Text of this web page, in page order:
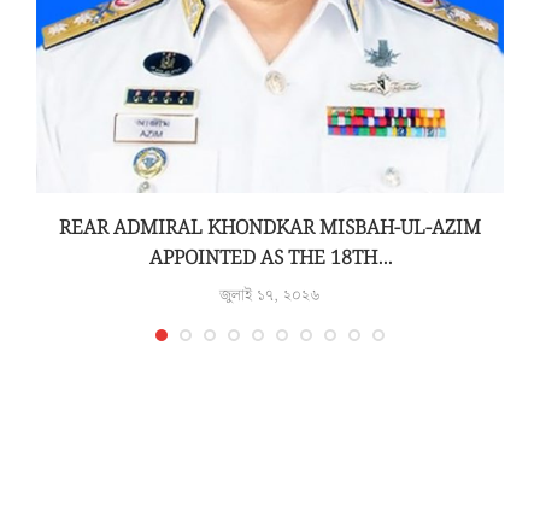
REAR ADMIRAL KHONDKAR MISBAH-UL-AZIM
APPOINTED AS THE 18TH...
জুলাই ১৭, ২০২৬